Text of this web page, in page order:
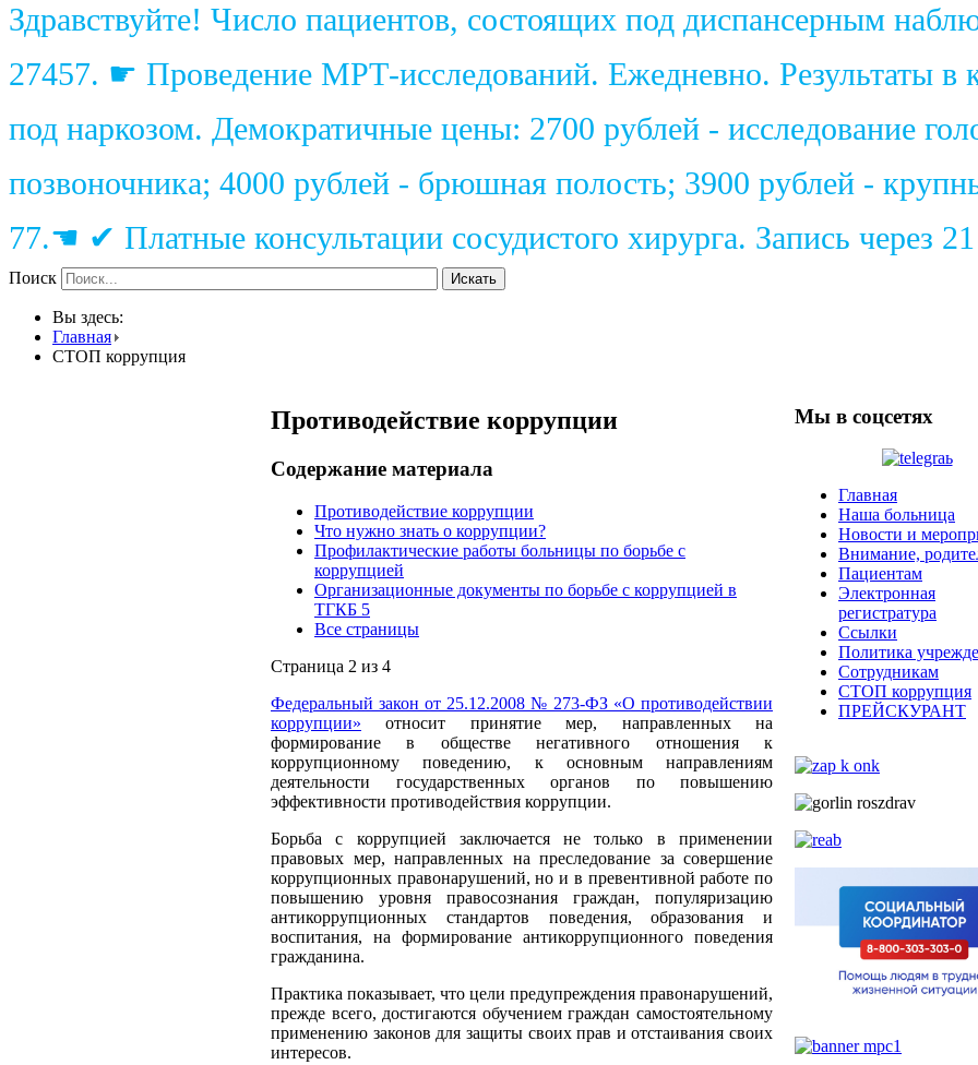
Здравствуйте! Число пациентов, состоящих под диспансерным
27457. ☛ Проведение МРТ-исследований. Ежедневно. Результаты в
под наркозом. Демократичные цены: 2700 рублей - исследование
позвоночника; 4000 рублей - брюшная полость; 3900 рублей -
77.☚ ✔ Платные консультации сосудистого хирурга. Запись через
Поиск Искать
Вы здесь:
Главная
СТОП коррупция
Противодействие коррупции
Содержание материала
Противодействие коррупции
Что нужно знать о коррупции?
Профилактические работы больницы по борьбе с
коррупцией
Организационные документы по борьбе с коррупцией в
ТГКБ 5
Все страницы
Страница 2 из 4
Федеральный закон от 25.12.2008 № 273-ФЗ «О противодействии
коррупции» относит принятие мер, направленных на
формирование в обществе негативного отношения к
коррупционному поведению, к основным направлениям
деятельности государственных органов по повышению
эффективности противодействия коррупции.
Борьба с коррупцией заключается не только в применении
правовых мер, направленных на преследование за совершение
коррупционных правонарушений, но и в превентивной работе по
повышению уровня правосознания граждан, популяризацию
антикоррупционных стандартов поведения, образования и
воспитания, на формирование антикоррупционного поведения
гражданина.
Практика показывает, что цели предупреждения правонарушений,
прежде всего, достигаются обучением граждан самостоятельному
применению законов для защиты своих прав и отстаивания своих
интересов.
Мы в соцсетях
Главная
Наша больница
Новости и
Внимание,
Пациентам
Электронная
регистратура
Ссылки
Политика
Сотрудникам
СТОП коррупция
ПРЕЙСКУРАНТ